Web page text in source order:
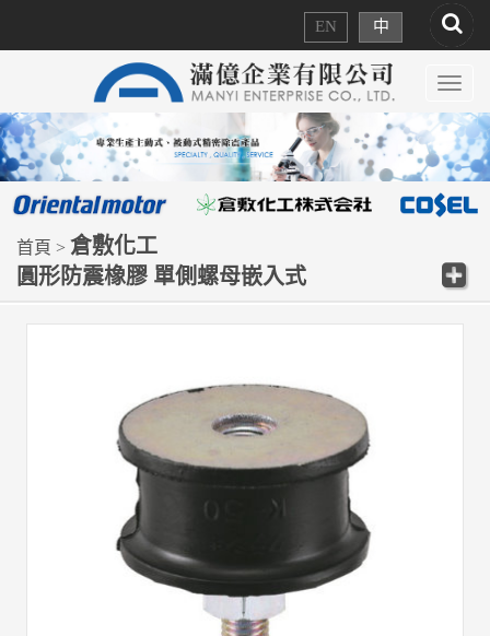
EN 中
首頁 > 倉敷化工
圓形防震橡膠 單側螺母嵌入式